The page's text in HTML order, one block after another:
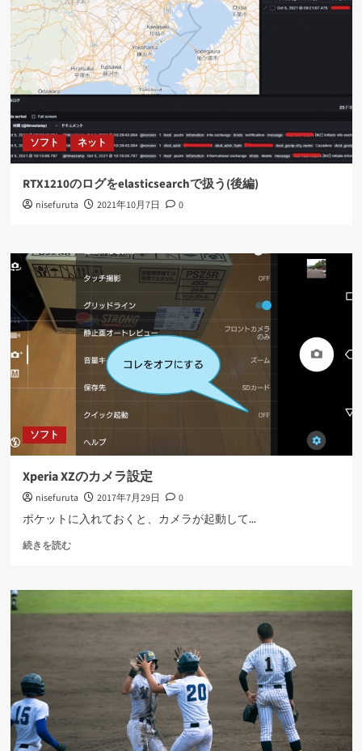
ソフト ネット
RTX1210のログをelasticsearchで扱う(後編)
nisefuruta 2021年10月7日 0
ソフト
Xperia XZのカメラ設定
nisefuruta 2017年7月29日
0
ポケットに入れておくと、カメラが起動して...
続きを読むXperia
カ
い